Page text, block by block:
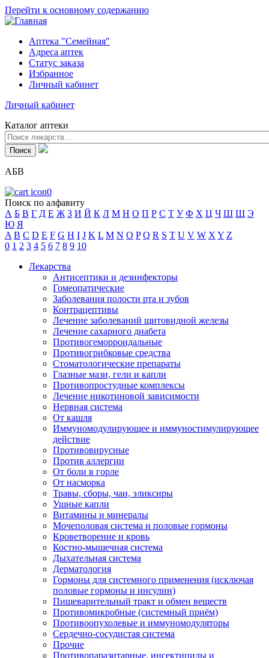
Перейти к основному содержанию
Аптека "Семейная"
Адреса аптек
Статус заказа
Избранное
Личный кабинет
Личный кабинет
Каталог аптеки
АБВ
0
Поиск по алфавиту
А Б В Г Д Е Ж З И Й К Л М Н О П Р С Т У Ф Х Ц Ч Ш Щ Э
Ю Я
A B C D E F G H I J K L M N O P Q R S T U V W X Y Z
0 1 2 3 4 5 6 7 8 9 10
Лекарства
Антисептики и дезинфекторы
Гомеопатические
Заболевания полости рта и зубов
Контрацептивы
Лечение заболеваний щитовидной железы
Лечение сахарного диабета
Противогеморроидальные
Противогрибковые средства
Стоматологические препараты
Глазные мази, гели и капли
Противопростудные комплексы
Лечение никотиновой зависимости
Нервная система
От кашля
Иммуномодулирующее и иммуностимулирующее
действие
Противовирусные
Против аллергии
От боли в горле
От насморка
Травы, сборы, чаи, эликсиры
Ушные капли
Витамины и минералы
Мочеполовая система и половые гормоны
Кроветворение и кровь
Костно-мышечная система
Дыхательная система
Дерматология
Гормоны для системного применения (исключая
половые гормоны и инсулин)
Пищеварительный тракт и обмен веществ
Противомикробные (системный приём)
Противоопухолевые и иммуномодуляторы
Сердечно-сосудистая система
Прочие
Противопаразитарные, инсектициды и